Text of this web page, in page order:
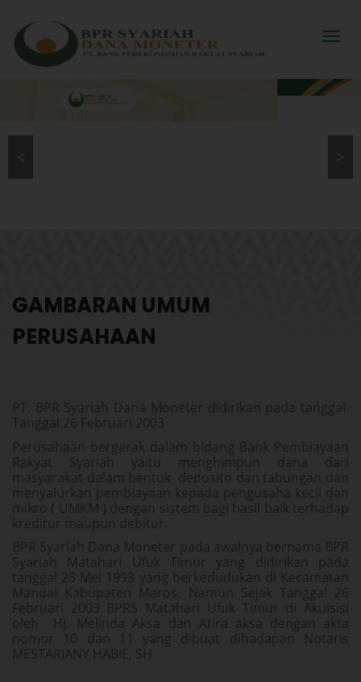
< >
GAMBARAN UMUM
PERUSAHAAN
PT. BPR Syariah Dana Moneter didirikan pada tanggal
Tanggal 26 Februari 2003
Perusahaan bergerak dalam bidang Bank Pembiayaan
Rakyat Syariah yaitu menghimpun dana dari
masyarakat dalam bentuk deposito dan tabungan dan
menyalurkan pembiayaan kepada pengusaha kecil dan
mikro ( UMKM ) dengan sistem bagi hasil baik terhadap
kreditur maupun debitur.
BPR Syariah Dana Moneter pada awalnya bernama BPR
Syariah Matahari Ufuk Timur yang didirikan pada
tanggal 25 Mei 1993 yang berkedudukan di Kecamatan
Mandai Kabupaten Maros. Namun Sejak Tanggal 26
Februari 2003 BPRS Matahari Ufuk Timur di Akuisisi
oleh Hj. Melinda Aksa dan Atira aksa dengan akta
nomor 10 dan 11 yang dibuat dihadapan Notaris
MESTARIANY HABIE, SH